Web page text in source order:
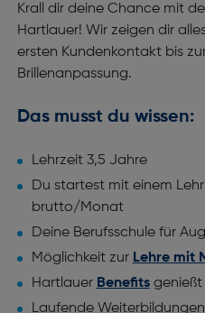
Krall dir deine Chance mit
Hartlauer! Wir zeigen dir
ersten Kundenkontakt bis
Brillenanpassung.
Das musst du wissen:
Lehrzeit 3,5 Jahre
Du startest mit einem
brutto/Monat
Deine Berufsschule für
Möglichkeit zur Lehre mit
Hartlauer Benefits
Laufende